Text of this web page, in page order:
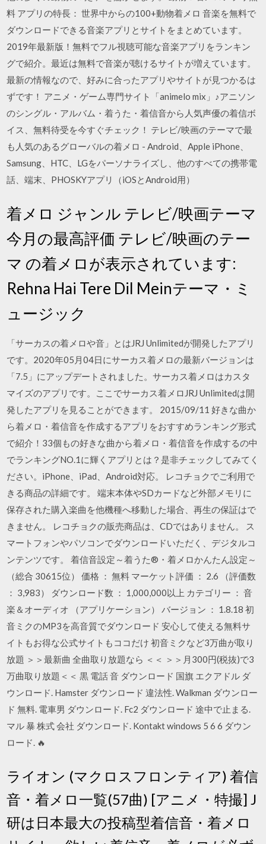
料 アプリの特長： 世界中からの100+動物着メロ 音楽を無料で
ダウンロードできる音楽アプリとサイトをまとめています。
2019年最新版！無料でフル視聴可能な音楽アプリをランキン
グで紹介。最近は無料で音楽が聴けるサイトが増えています。
最新の情報なので、好みに合ったアプリやサイトが見つかるは
ずです！ アニメ・ゲーム専門サイト「animelo mix」♪アニソン
のシングル・アルバム・着うた・着信音から人気声優の着信ボ
イス、無料待受を今すぐチェック！ テレビ/映画のテーマで最
も人気のあるグローバルの着メロ - Android、Apple iPhone、
Samsung、HTC、LGをパーソナライズし、他のすべての携帯電
話、端末、PHOSKYアプリ（iOSとAndroid用）
着メロ ジャンル テレビ/映画テーマ
今月の最高評価 テレビ/映画のテー
マ の着メロが表示されています:
Rehna Hai Tere Dil Meinテーマ・ミ
ュージック
「サーカスの着メロや音」とはJRJ Unlimitedが開発したアプリ
です。2020年05月04日にサーカス着メロの最新バージョンは
「7.5」にアップデートされました。サーカス着メロはカスタ
マイズのアプリです。ここでサーカス着メロJRJ Unlimitedは開
発したアプリを見ることができます。 2015/09/11 好きな曲か
ら着メロ・着信音を作成するアプリをおすすめランキング形式
で紹介！33個もの好きな曲から着メロ・着信音を作成するの中
でランキングNO.1に輝くアプリとは？是非チェックしてみてく
ださい。iPhone、iPad、Android対応。 レコチョクでご利用で
きる商品の詳細です。 端末本体やSDカードなど外部メモリに
保存された購入楽曲を他機種へ移動した場合、再生の保証はで
きません。 レコチョクの販売商品は、CDではありません。 ス
マートフォンやパソコンでダウンロードいただく、デジタルコ
ンテンツです。 着信音設定～着うた®・着メロかんたん設定～
（総合 30615位） 価格 ： 無料 マーケット評価 ： 2.6 （評価数
： 3,983） ダウンロード数 ： 1,000,000以上 カテゴリー ： 音
楽＆オーディオ （アプリケーション） バージョン ： 1.8.18 初
音ミクのMP3を高音質でダウンロード 安心して使える無料サ
イトもお得な公式サイトもココだけ 初音ミクなど3万曲が取り
放題 ＞＞最新曲 全曲取り放題なら ＜＜ ＞＞月300円(税抜)で3
万曲取り放題＜＜ 黒 電話 音 ダウンロード 国旗 エクアドル ダ
ウンロード. Hamster ダウンロード 違法性. Walkman ダウンロー
ド 無料. 電車男 ダウンロード. Fc2 ダウンロード 途中で止まる.
マル 暴 株式 会社 ダウンロード. Kontakt windows 5 6 6 ダウン
ロード. 🔥
ライオン (マクロスフロンティア) 着信
音・着メロ一覧(57曲) [アニメ・特撮] J
研は日本最大の投稿型着信音・着メロ